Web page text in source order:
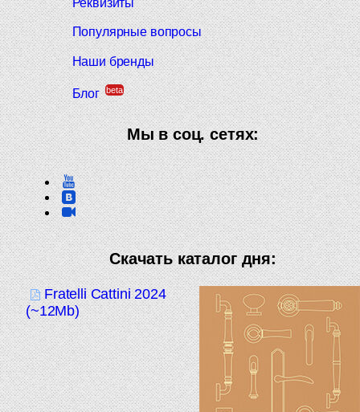
Реквизиты
Популярные вопросы
Наши бренды
Блог beta
Мы в соц. сетях:
Скачать каталог дня:
Fratelli Cattini 2024
(~12Mb)